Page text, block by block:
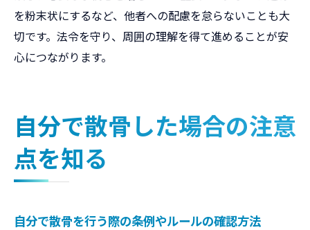
を粉末状にするなど、他者への配慮を怠らないことも大
切です。法令を守り、周囲の理解を得て進めることが安
心につながります。
自分で散骨した場合の注意
点を知る
自分で散骨を行う際の条例やルールの確認方法